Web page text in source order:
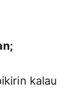
kalau